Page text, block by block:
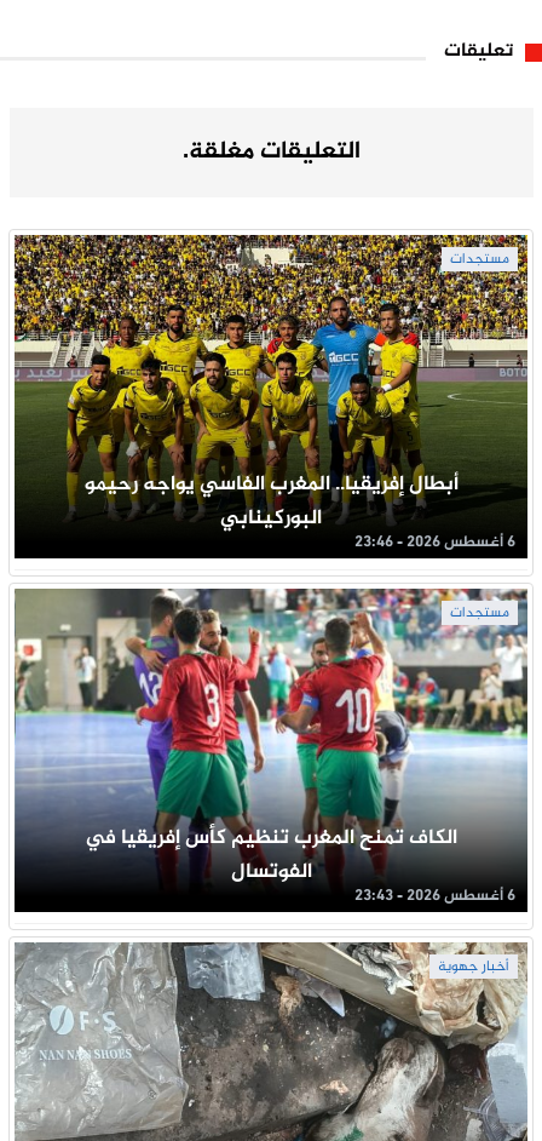
تعليقات
التعليقات مغلقة.
مستجدات
أبطال إفريقيا.. المغرب الفاسي يواجه رحيمو
البوركينابي
6 أغسطس 2026 - 23:46
مستجدات
الكاف تمنح المغرب تنظيم كأس إفريقيا في
الفوتسال
6 أغسطس 2026 - 23:43
أخبار جهوية